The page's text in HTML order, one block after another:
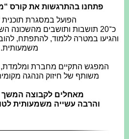
פתחנו בהתרגשות את קורס
הפועל במסגרת תוכנית
כ־20 תושבות ותושבים
והגיעו במטרה ללמוד, להתפתח,
משמעותית.
המפגש התקיים מחברת ומלמדת,
משותף של חיזוק הנהגה מקומית
מאחלים לקבוצה המשך
והרבה עשייה משמעותית